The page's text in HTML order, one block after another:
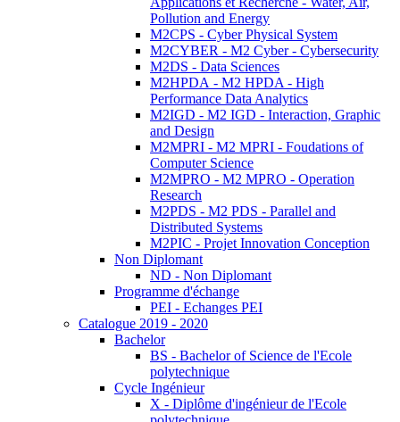
Pollution and Energy
M2CPS - Cyber Physical System
M2CYBER - M2 Cyber - Cybersecurity
M2DS - Data Sciences
M2HPDA - M2 HPDA - High
Performance Data Analytics
M2IGD - M2 IGD - Interaction, Graphic
and Design
M2MPRI - M2 MPRI - Foudations of
Computer Science
M2MPRO - M2 MPRO - Operation
Research
M2PDS - M2 PDS - Parallel and
Distributed Systems
M2PIC - Projet Innovation Conception
Non Diplomant
ND - Non Diplomant
Programme d'échange
PEI - Echanges PEI
Catalogue 2019 - 2020
Bachelor
BS - Bachelor of Science de l'Ecole
polytechnique
Cycle Ingénieur
X - Diplôme d'ingénieur de l'Ecole